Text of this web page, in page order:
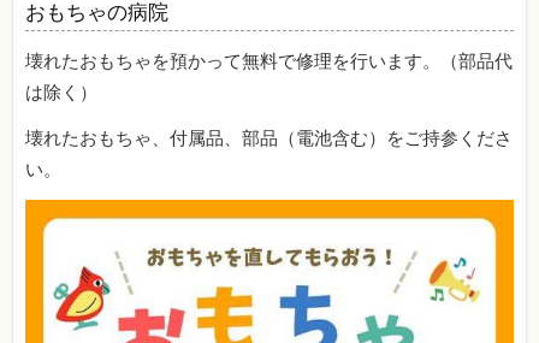
おもちゃの病院
壊れたおもちゃを預かって無料で修理を行います。（部品代
は除く）
壊れたおもちゃ、付属品、部品（電池含む）をご持参くださ
い。